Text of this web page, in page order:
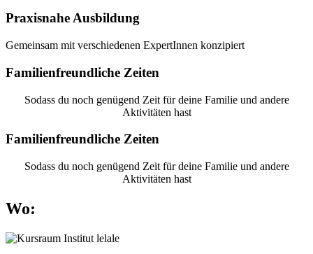
Praxisnahe Ausbildung
Gemeinsam mit verschiedenen ExpertInnen konzipiert
Familienfreundliche Zeiten
Sodass du noch genügend Zeit für deine Familie und andere
Aktivitäten hast
Familienfreundliche Zeiten
Sodass du noch genügend Zeit für deine Familie und andere
Aktivitäten hast
Wo: